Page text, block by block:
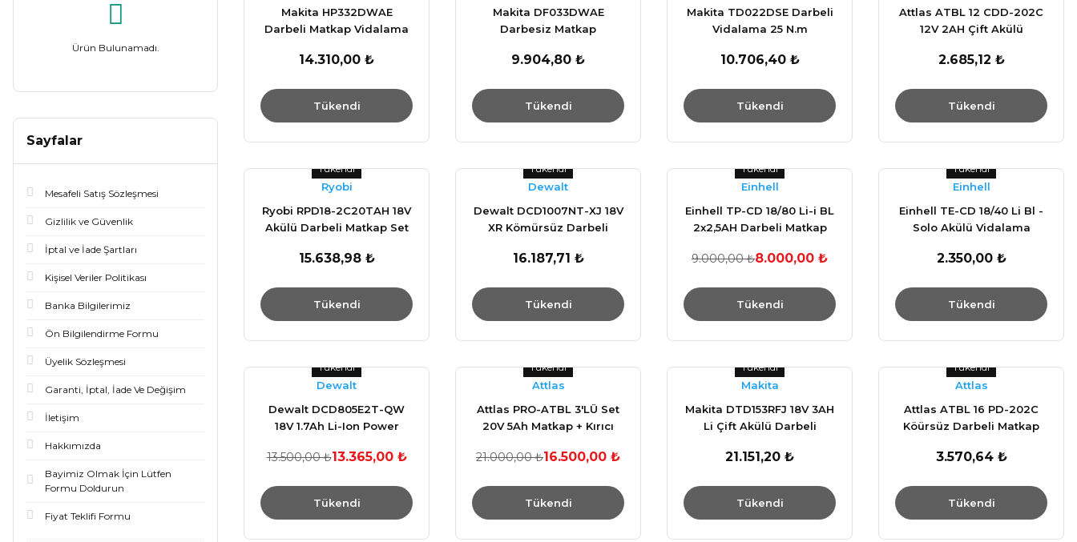
Ürün Bulunamadı.
Sayfalar
Mesafeli Satış Sözleşmesi
Gizlilik ve Güvenlik
İptal ve İade Şartları
Kişisel Veriler Politikası
Banka Bilgilerimiz
Ön Bilgilendirme Formu
Üyelik Sözleşmesi
Garanti, İptal, İade Ve Değişim
İletişim
Hakkımızda
Bayimiz Olmak İçin Lütfen
Formu Doldurun
Fiyat Teklifi Formu
Makita HP332DWAE
Darbeli Matkap Vidalama
14.310,00 ₺
Tükendi
Makita DF033DWAE
Darbesiz Matkap
9.904,80 ₺
Tükendi
Makita TD022DSE Darbeli
Vidalama 25 N.m
10.706,40 ₺
Tükendi
Attlas ATBL 12 CDD-202C
12V 2AH Çift Akülü
2.685,12 ₺
Tükendi
Tükendi
Ryobi
Ryobi RPD18-2C20TAH 18V
Akülü Darbeli Matkap Set
15.638,98 ₺
Tükendi
Tükendi
Dewalt
Dewalt DCD1007NT-XJ 18V
XR Kömürsüz Darbeli
16.187,71 ₺
Tükendi
Tükendi
Einhell
Einhell TP-CD 18/80 Li-i BL
2x2,5AH Darbeli Matkap
9.000,00 ₺8.000,00 ₺
Tükendi
Tükendi
Einhell
Einhell TE-CD 18/40 Li Bl -
Solo Akülü Vidalama
2.350,00 ₺
Tükendi
Tükendi
Dewalt
Dewalt DCD805E2T-QW
18V 1.7Ah Li-Ion Power
Profesyonel Kömürsüz
13.500,00 ₺13.365,00 ₺
Tükendi
Tükendi
Attlas
Attlas PRO-ATBL 3'LÜ Set
20V 5Ah Matkap + Kırıcı
Çantası
21.000,00 ₺16.500,00 ₺
Tükendi
Tükendi
Makita
Makita DTD153RFJ 18V 3AH
Li Çift Akülü Darbeli
21.151,20 ₺
Tükendi
Tükendi
Attlas
Attlas ATBL 16 PD-202C
Köürsüz Darbeli Matkap
3.570,64 ₺
Tükendi